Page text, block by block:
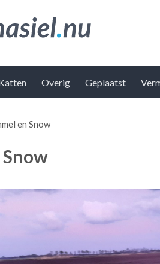
Overig Geplaatst
en Snow